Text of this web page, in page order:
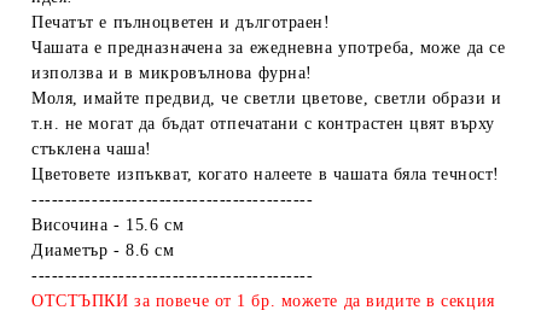
Печатът е пълноцветен и дълготраен!
Чашата е предназначена за ежедневна употреба, може да се
използва и в микровълнова фурна!
Моля, имайте предвид, че светли цветове, светли образи и
т.н. не могат да бъдат отпечатани с контрастен цвят върху
стъклена чаша!
Цветовете изпъкват, когато налеете в чашата бяла течност!
------------------------------------------
Височина - 15.6 см
Диаметър - 8.6 см
------------------------------------------
ОТСТЪПКИ за повече от 1 бр. можете да видите в секция